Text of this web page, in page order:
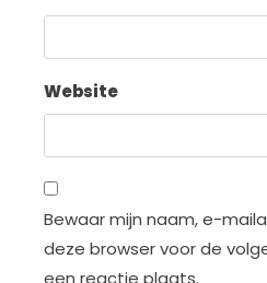
Website
Bewaar mijn naam, e-
deze browser voor de